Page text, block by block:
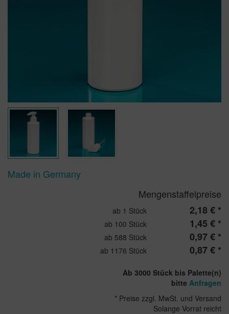
Made in Germany
Mengenstaffelpreise
ab 1 Stück 2,18 € *
ab 100 Stück 1,45 € *
ab 588 Stück 0,97 € *
ab 1176 Stück 0,87 € *
Ab 3000 Stück bis Palette(n)
bitte Anfragen
* Preise zzgl. MwSt. und Versand
Solange Vorrat reicht